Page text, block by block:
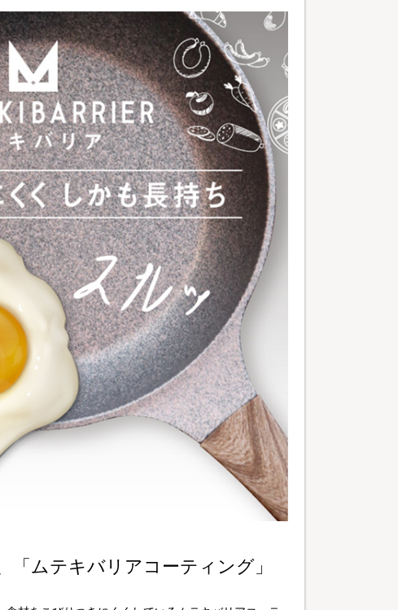
「ムテキバリアコーティング」